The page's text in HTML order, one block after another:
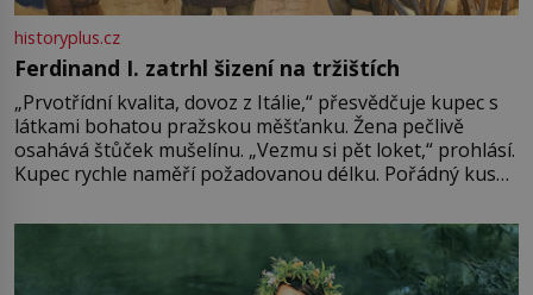
historyplus.cz
Ferdinand I. zatrhl šizení na tržištích
„Prvotřídní kvalita, dovoz z Itálie,“ přesvědčuje kupec s
látkami bohatou pražskou měšťanku. Žena pečlivě
osahává štůček mušelínu. „Vezmu si pět loket,“ prohlásí.
Kupec rychle naměří požadovanou délku. Pořádný kus
milostpaní. Stačí jenom na sukni,“ zhodnotí švadlena
množství růžového mušelínu. „Ošidili vás, podívejte.“